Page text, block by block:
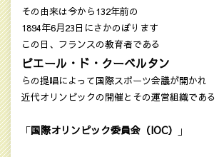
その由来は今から132年前の
1894年6月23日にさかのぼります
この日、フランスの教育者である
ピエール・ド・クーベルタン
らの提唱によって国際スポーツ会議が開かれ
近代オリンピックの開催とその運営組織である
「国際オリンピック委員会（IOC） 」